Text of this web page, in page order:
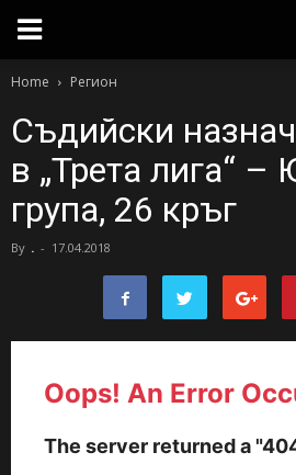
Home Регион
Съдийски
в „Трета лига“ –
група, 26 кръг
By . - 17.04.2018